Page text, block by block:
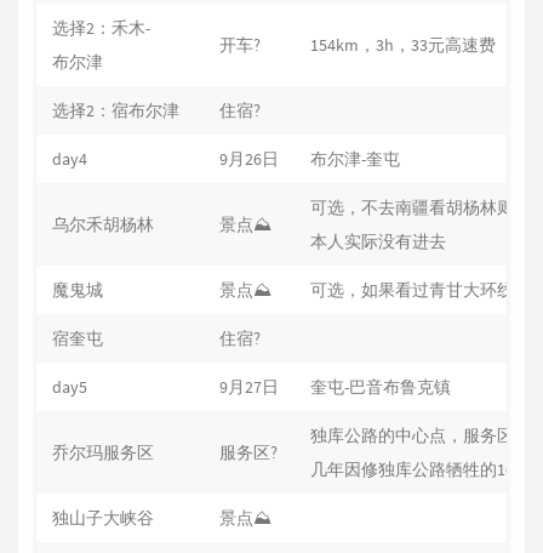
选择2：禾木-
布尔津
开车? 154km，3h，33元高速费
选择2：宿布尔津 住宿?
day4 9月26日 布尔津-奎屯
乌尔禾胡杨林 景点⛰
可选，不去南疆看胡杨林则可
本人实际没有进去
魔鬼城 景点⛰ 可选，如果看过青甘大环线的
宿奎屯 住宿?
day5 9月27日 奎屯-巴音布鲁克镇
乔尔玛服务区 服务区?
独库公路的中心点，服务区，
几年因修独库公路牺牲的168
独山子大峡谷 景点⛰